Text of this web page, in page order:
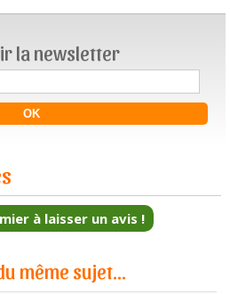
la newsletter
à laisser un avis !
même sujet...